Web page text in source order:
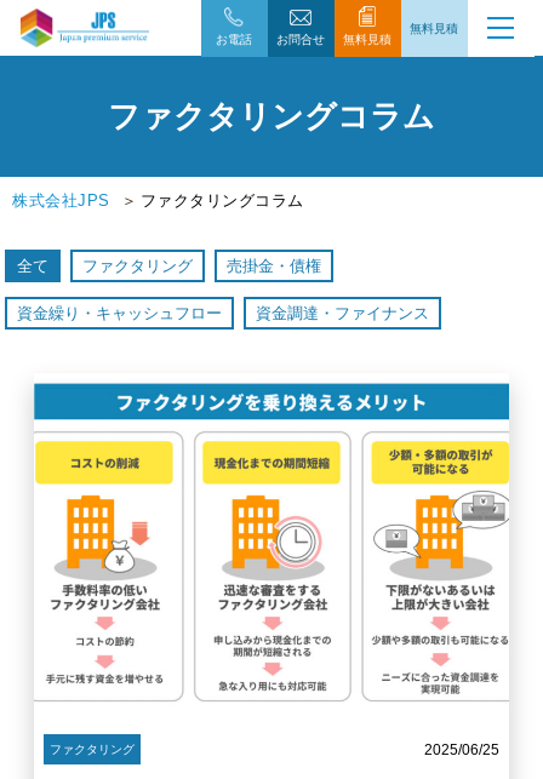
お電話 お問合せ 無料見積
無料見積
ファクタリングコラム
株式会社JPS ファクタリングコラム
全て ファクタリング 売掛金・債権
資金繰り・キャッシュフロー 資金調達・ファイナンス
ファクタリング 2025/06/25